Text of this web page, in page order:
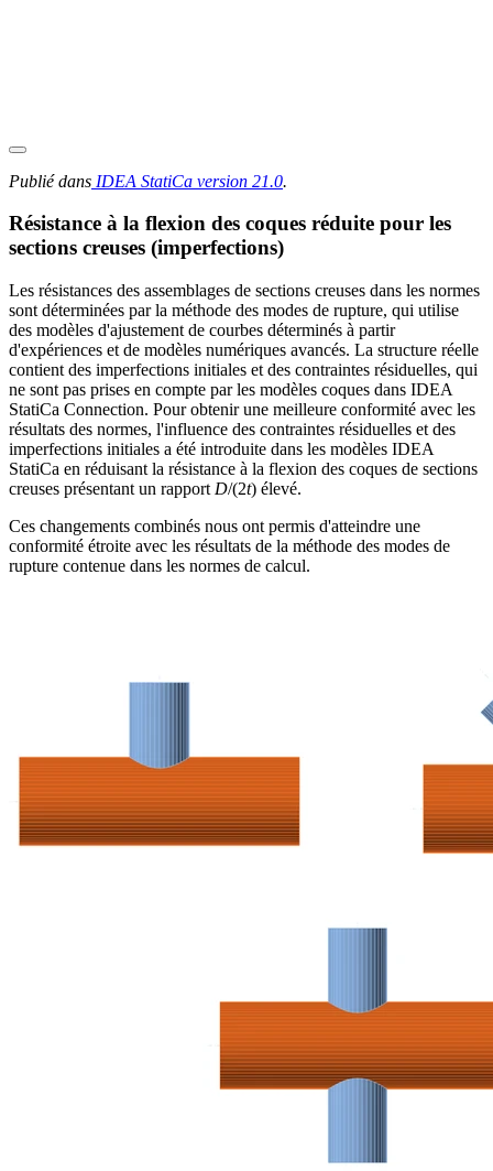
Publié dans IDEA StatiCa version 21.0.
Résistance à la flexion des coques réduite pour les
sections creuses (imperfections)
Les résistances des assemblages de sections creuses dans les normes
sont déterminées par la méthode des modes de rupture, qui utilise
des modèles d'ajustement de courbes déterminés à partir
d'expériences et de modèles numériques avancés. La structure réelle
contient des imperfections initiales et des contraintes résiduelles, qui
ne sont pas prises en compte par les modèles coques dans IDEA
StatiCa Connection. Pour obtenir une meilleure conformité avec les
résultats des normes, l'influence des contraintes résiduelles et des
imperfections initiales a été introduite dans les modèles IDEA
StatiCa en réduisant la résistance à la flexion des coques de sections
creuses présentant un rapport D/(2t) élevé.
Ces changements combinés nous ont permis d'atteindre une
conformité étroite avec les résultats de la méthode des modes de
rupture contenue dans les normes de calcul.